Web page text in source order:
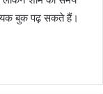
बुक पढ़ सकते हैं।